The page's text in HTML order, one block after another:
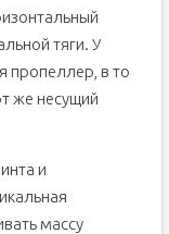
тяги. У
пропеллер, в то
же несущий
и
массу